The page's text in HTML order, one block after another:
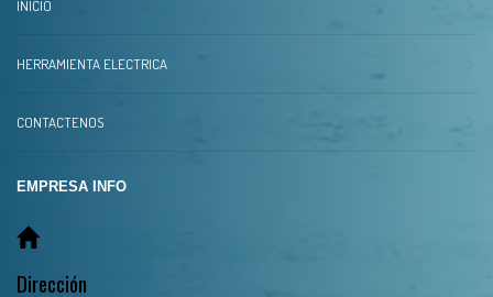
INICIO
HERRAMIENTA ELECTRICA
CONTACTENOS
EMPRESA INFO
Dirección